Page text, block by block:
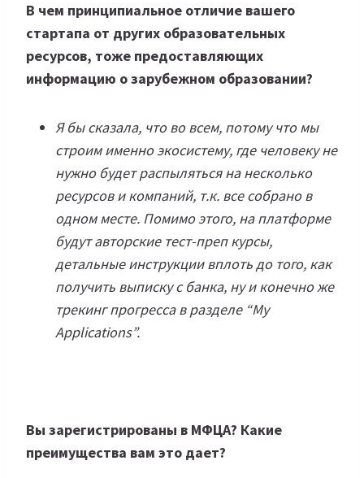
В чем принципиальное отличие вашего
стартапа от других образовательных
ресурсов, тоже предоставляющих
информацию о зарубежном образовании?
Я бы сказала, что во всем, потому что мы
строим именно экосистему, где человеку не
нужно будет распыляться на несколько
ресурсов и компаний, т.к. все собрано в
одном месте. Помимо этого, на платформе
будут авторские тест-преп курсы,
детальные инструкции вплоть до того, как
получить выписку с банка, ну и конечно же
трекинг прогресса в разделе “My
Applications”.
Вы зарегистрированы в МФЦА? Какие
преимущества вам это дает?